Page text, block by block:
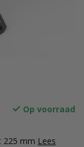
Op voorraad
225 mm Lees